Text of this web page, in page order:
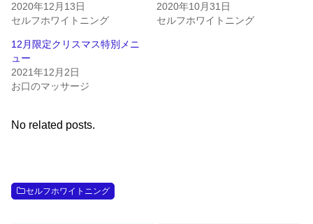
2020年12月13日
セルフホワイトニング
2020年10月31日
セルフホワイトニング
12月限定クリスマス特別メニ
ュー
2021年12月2日
お口のマッサージ
No related posts.
セルフホワイトニング